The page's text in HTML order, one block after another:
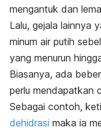
mengantuk dan
Lalu, gejala lainnya
minum air putih
yang menurun
Biasanya, ada
perlu mendapatkan
Sebagai contoh,
dehidrasi maka ia